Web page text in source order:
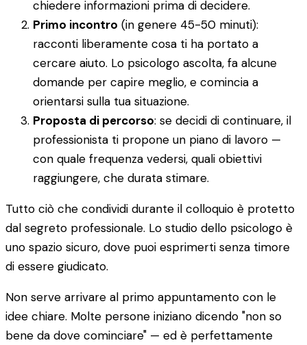
chiedere informazioni prima di decidere.
Primo incontro (in genere 45-50 minuti):
racconti liberamente cosa ti ha portato a
cercare aiuto. Lo psicologo ascolta, fa alcune
domande per capire meglio, e comincia a
orientarsi sulla tua situazione.
Proposta di percorso: se decidi di continuare, il
professionista ti propone un piano di lavoro —
con quale frequenza vedersi, quali obiettivi
raggiungere, che durata stimare.
Tutto ciò che condividi durante il colloquio è protetto
dal segreto professionale. Lo studio dello psicologo è
uno spazio sicuro, dove puoi esprimerti senza timore
di essere giudicato.
Non serve arrivare al primo appuntamento con le
idee chiare. Molte persone iniziano dicendo "non so
bene da dove cominciare" — ed è perfettamente